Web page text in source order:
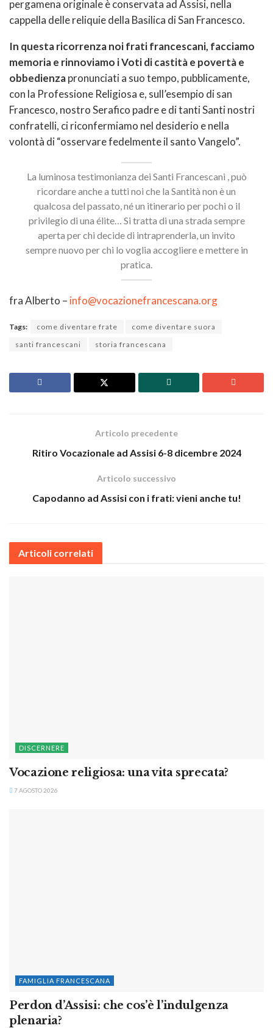
pergamena originale è conservata ad Assisi, nella
cappella delle reliquie della Basilica di San Francesco.
In questa ricorrenza noi frati francescani, facciamo
memoria e rinnoviamo i Voti di castità e povertà e
obbedienzapronunciati a suo tempo, pubblicamente,
con la Professione Religiosa e, sull’esempio di san
Francesco, nostro Serafico padre e di tanti Santi nostri
confratelli, ci riconfermiamo nel desiderio e nella
volontà di “osservare fedelmente il santo Vangelo”.
La luminosa testimonianza dei Santi Francescani , può
ricordare anche a tutti noi che la Santità non è un
qualcosa del passato, né un itinerario per pochi o il
privilegio di una élite… Si tratta di una strada sempre
aperta per chi decide di intraprenderla, un invito
sempre nuovo per chi lo voglia accogliere e mettere in
pratica.
fra Alberto – info@vocazionefrancescana.org
Tags: come diventare frate
come diventare suora
santi francescani
storia francescana
Articolo precedente
Ritiro Vocazionale ad Assisi 6-8 dicembre 2024
Articolo successivo
Capodanno ad Assisi con i frati: vieni anche tu!
Articoli correlati
DISCERNERE
Vocazione religiosa: una vita sprecata?
7 AGOSTO 2026
FAMIGLIA FRANCESCANA
Perdon d’Assisi: che cos’è l’indulgenza
plenaria?